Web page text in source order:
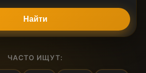
Найти
ЧАСТО ИЩУТ: